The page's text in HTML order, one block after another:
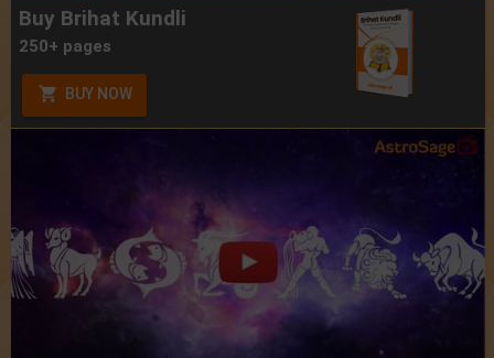
Buy Brihat Kundli
250+ pages
BUY NOW